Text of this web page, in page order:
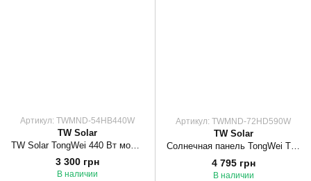
Артикул: TWMND-54HB440W
TW Solar
3 300 грн
В наличии
Артикул: TWMND-72HD590W
TW Solar
Солнечная панель TongWei TWMND-72HD590W N-type Bificial 590Вт
4 795 грн
В наличии